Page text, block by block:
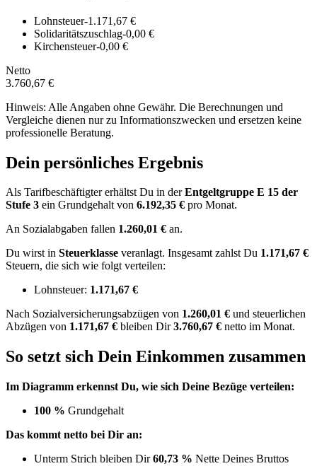
Lohnsteuer-1.171,67 €
Solidaritätszuschlag-0,00 €
Kirchensteuer-0,00 €
Netto
3.760,67 €
Hinweis: Alle Angaben ohne Gewähr. Die Berechnungen und
Vergleiche dienen nur zu Informationszwecken und ersetzen keine
professionelle Beratung.
Dein persönliches Ergebnis
Als Tarifbeschäftigter erhältst Du in derEntgeltgruppe E 15 der
Stufe 3 ein Grundgehalt von 6.192,35 € pro Monat.
An Sozialabgaben fallen 1.260,01 € an.
Du wirst in Steuerklasse veranlagt. Insgesamt zahlst Du 1.171,67 €
Steuern, die sich wie folgt verteilen:
Lohnsteuer: 1.171,67 €
Nach Sozialversicherungsabzügen von 1.260,01 € und steuerlichen
Abzügen von 1.171,67 € bleiben Dir3.760,67 € netto im Monat.
So setzt sich Dein Einkommen zusammen
Im Diagramm erkennst Du, wie sich Deine Bezüge verteilen:
100 % Grundgehalt
Das kommt netto bei Dir an:
Unterm Strich bleiben Dir60,73 % Nette Deines Bruttos